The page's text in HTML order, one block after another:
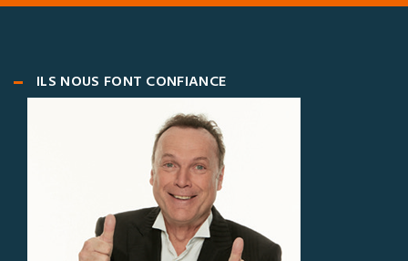
ILS NOUS FONT CONFIANCE